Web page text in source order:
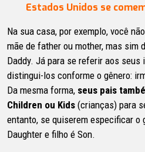
Estados Unidos se
Na sua casa, por exemplo, você
mãe de father ou mother, mas sim
Daddy. Já para se referir aos
distingui-los conforme o gênero:
Da mesma forma, seus pais
Children ou Kids (crianças) para
entanto, se quiserem especificar o
Daughter e filho é Son.